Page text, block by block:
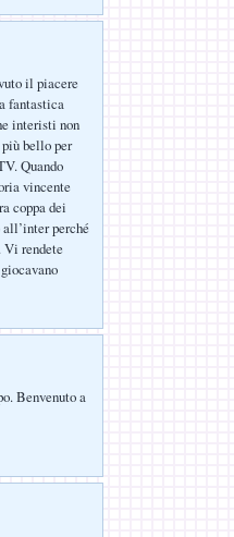
il piacere
fantastica
interisti non
bello per
Quando
vincente
coppa dei
perché
rendete
Benvenuto a